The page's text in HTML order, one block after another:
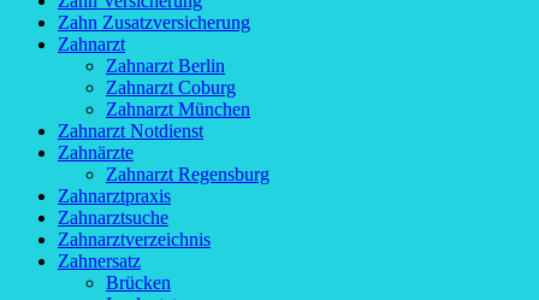
Zahn Zusatzversicherung
Zahnarzt
Zahnarzt Berlin
Zahnarzt Coburg
Zahnarzt München
Zahnarzt Notdienst
Zahnärzte
Zahnarzt Regensburg
Zahnarztpraxis
Zahnarztsuche
Zahnarztverzeichnis
Zahnersatz
Brücken